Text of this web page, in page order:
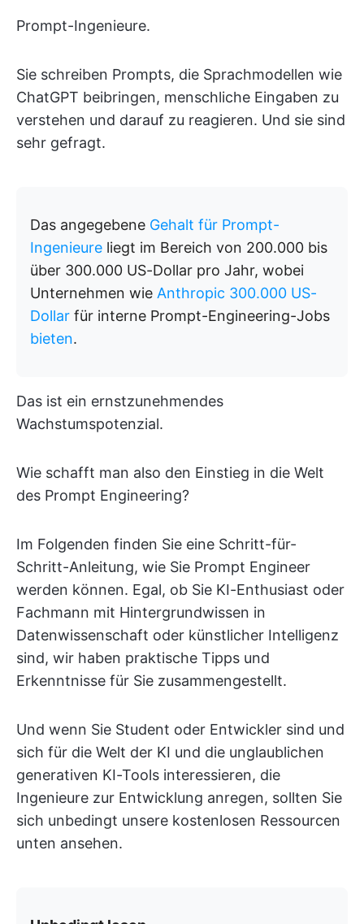
Prompt-Ingenieure.
Sie schreiben Prompts, die Sprachmodellen wie
ChatGPT beibringen, menschliche Eingaben zu
verstehen und darauf zu reagieren. Und sie sind
sehr gefragt.
Das angegebene Gehalt für Prompt-
Ingenieure liegt im Bereich von 200.000 bis
über 300.000 US-Dollar pro Jahr, wobei
Unternehmen wie Anthropic 300.000 US-
Dollar für interne Prompt-Engineering-Jobs
bieten.
Das ist ein ernstzunehmendes
Wachstumspotenzial.
Wie schafft man also den Einstieg in die Welt
des Prompt Engineering?
Im Folgenden finden Sie eine Schritt-für-
Schritt-Anleitung, wie Sie Prompt Engineer
werden können. Egal, ob Sie KI-Enthusiast oder
Fachmann mit Hintergrundwissen in
Datenwissenschaft oder künstlicher Intelligenz
sind, wir haben praktische Tipps und
Erkenntnisse für Sie zusammengestellt.
Und wenn Sie Student oder Entwickler sind und
sich für die Welt der KI und die unglaublichen
generativen KI-Tools interessieren, die
Ingenieure zur Entwicklung anregen, sollten Sie
sich unbedingt unsere kostenlosen Ressourcen
unten ansehen.